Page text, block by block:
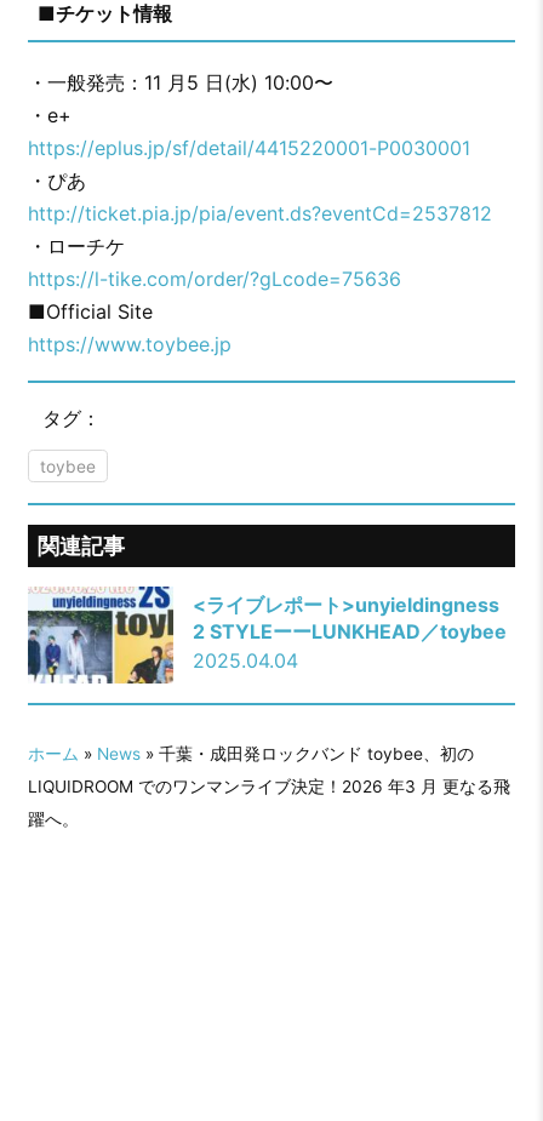
■チケット情報
・一般発売：11 月5 日(水) 10:00〜
・e+
https://eplus.jp/sf/detail/4415220001-P0030001
・ぴあ
http://ticket.pia.jp/pia/event.ds?eventCd=2537812
・ローチケ
https://l-tike.com/order/?gLcode=75636
■Official Site
https://www.toybee.jp
タグ：
toybee
関連記事
<ライブレポート>unyieldingness
2 STYLEーーLUNKHEAD／toybee
2025.04.04
ホーム » News» 千葉・成田発ロックバンド toybee、初の
LIQUIDROOM でのワンマンライブ決定！2026 年3 月 更なる飛
躍へ。